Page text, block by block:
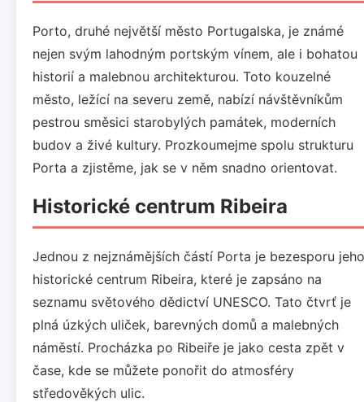
Porto, druhé největší město Portugalska, je známé
nejen svým lahodným portským vínem, ale i bohatou
historií a malebnou architekturou. Toto kouzelné
město, ležící na severu země, nabízí návštěvníkům
pestrou směsici starobylých památek, moderních
budov a živé kultury. Prozkoumejme spolu strukturu
Porta a zjistěme, jak se v něm snadno orientovat.
Historické centrum Ribeira
Jednou z nejznámějších částí Porta je bezesporu jeho
historické centrum Ribeira, které je zapsáno na
seznamu světového dědictví UNESCO. Tato čtvrť je
plná úzkých uliček, barevných domů a malebných
náměstí. Procházka po Ribeiře je jako cesta zpět v
čase, kde se můžete ponořit do atmosféry
středověkých ulic.